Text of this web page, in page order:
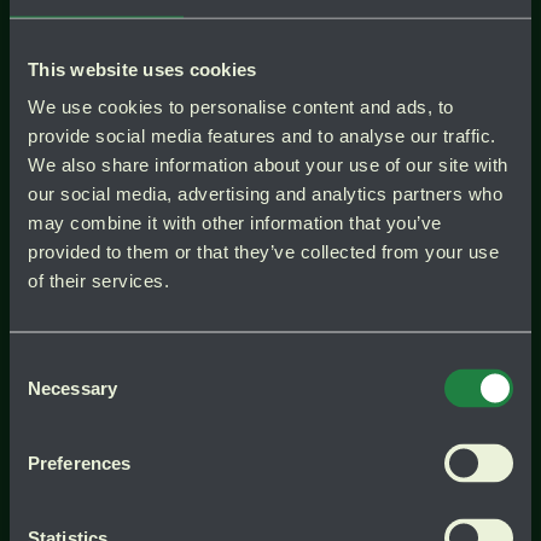
This website uses cookies
We use cookies to personalise content and ads, to
provide social media features and to analyse our traffic.
We also share information about your use of our site with
our social media, advertising and analytics partners who
may combine it with other information that you’ve
provided to them or that they’ve collected from your use
of their services.
Selection
Necessary
Preferences
använd 2–3 nävar hönsgödsel per kvm.
Vattna rejält– jorden ska bli riktigt
genomfuktad, som en gröt.
Blåbärsbuskar planteras i mitten med 60–
80 cm mellanrum. Sätt smultron med ca
20 cm mellanrum längs kanterna och
mellan blåbären. Avsluta med att vattna